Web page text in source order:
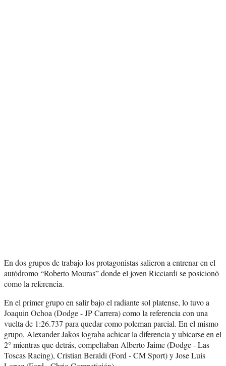
En dos grupos de trabajo los protagonistas salieron a entrenar en el
autódromo “Roberto Mouras” donde el joven Ricciardi se posicionó
como la referencia.
En el primer grupo en salir bajo el radiante sol platense, lo tuvo a
Joaquin Ochoa (Dodge - JP Carrera) como la referencia con una
vuelta de 1:26.737 para quedar como poleman parcial. En el mismo
grupo, Alexander Jakos lograba achicar la diferencia y ubicarse en el
2° mientras que detrás, compeltaban Alberto Jaime (Dodge - Las
Toscas Racing), Cristian Beraldi (Ford - CM Sport) y Jose Luis